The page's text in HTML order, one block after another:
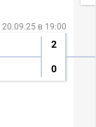
20.09.25 в 19:00
2
0